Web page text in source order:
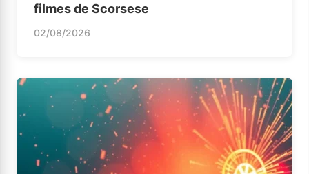
filmes de Scorsese
02/08/2026